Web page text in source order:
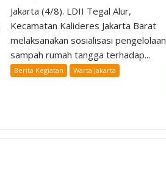
Jakarta (4/8). LDII Tegal Alur,
Kecamatan Kalideres Jakarta Barat
melaksanakan sosialisasi pengelolaan
sampah rumah tangga terhadap...
Berita Kegiatan Warta Jakarta